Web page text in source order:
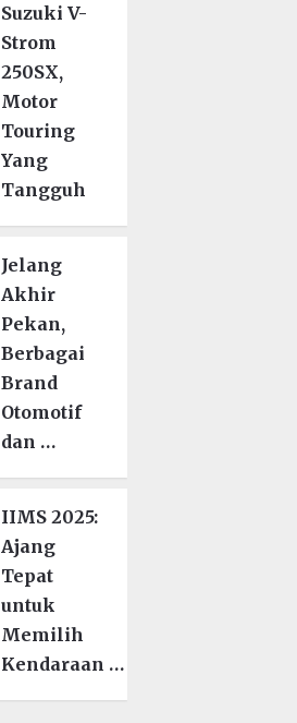
Suzuki V-
Strom
250SX,
Motor
Touring
Yang
Tangguh
Jelang
Akhir
Pekan,
Berbagai
Brand
Otomotif
dan …
IIMS 2025:
Ajang
Tepat
untuk
Memilih
Kendaraan …